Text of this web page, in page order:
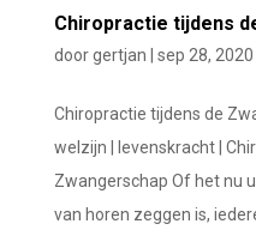
Chiropractie tijdens
doorgertjan sep 28, 2020
Chiropractie tijdens de
welzijn | levenskracht |
Zwangerschap Of het nu
van horen zeggen is,